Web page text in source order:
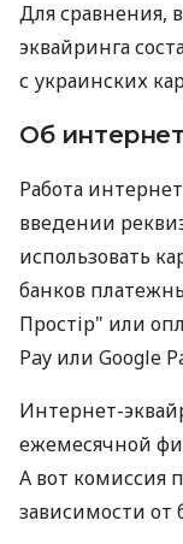
Для сравнения, в
эквайринга
с украинских
Об
Работа
введении
использовать
банков
Простір" или
Pay или Google
Интернет-
ежемесячной
А вот комиссия
зависимости от